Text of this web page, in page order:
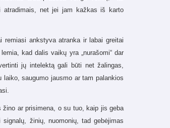
atradimais, net jei jam kažkas iš karto
remiasi ankstyva atrankair labai greitai
lemia, kaddalis vaikų yra „nurašomi“ dar
jų intelektą gali būti net žalingas,
laiko, saugumo jausmo ar tam palankios
ar prisimena, o su tuo, kaip jis geba
žinių, nuomonių, tad gebėjimas